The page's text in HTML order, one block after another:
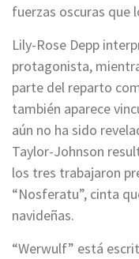
fuerzas oscuras que
Lily-Rose Depp
protagonista,
parte del reparto
también aparece
aún no ha sido
Taylor-Johnson
los tres trabajaron
“Nosferatu”, cinta
navideñas.
“Werwulf” está